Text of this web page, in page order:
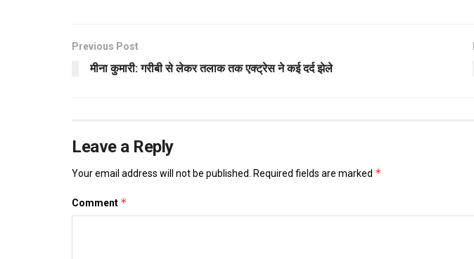
Previous Post
मीना कुमारी: गरीबी से लेकर तलाक तक एक्ट्रेस ने कई दर्द झेले
Leave a Reply
Your email address will not be published. Required fields are marked *
Comment *